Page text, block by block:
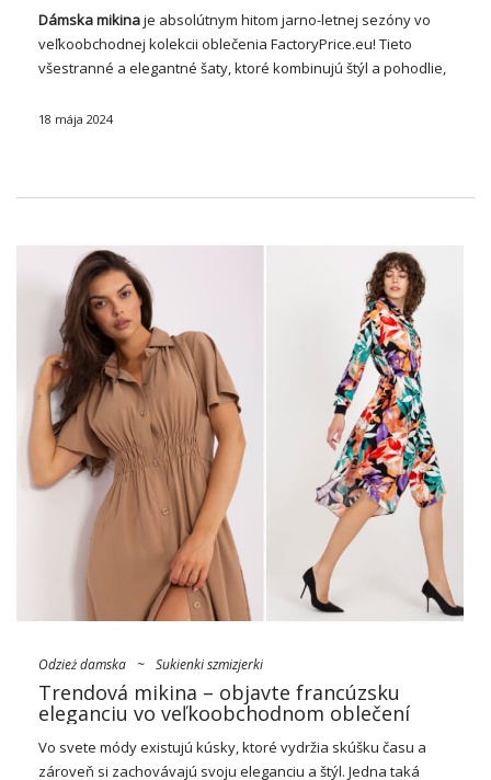
Dámska mikinaje absolútnym hitom jarno-letnej sezóny vo
veľkoobchodnej kolekcii oblečenia FactoryPrice.eu! Tieto
všestranné a elegantné šaty, ktoré kombinujú štýl a pohodlie,
ponúkané v širokej škále farieb a štýlov sú nepostrádateľnou
18 mája 2024
Odzież damska ~ Sukienki szmizjerki
Trendová mikina – objavte francúzsku
eleganciu vo veľkoobchodnom oblečení
Vo svete módy existujú kúsky, ktoré vydržia skúšku času a
zároveň si zachovávajú svoju eleganciu a štýl. Jedna taká